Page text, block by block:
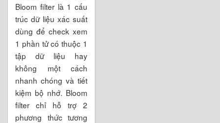
Bloom filter là 1 cấu
trúc dữ liệu xác suất
dùng để check xem
1 phần tử có thuộc 1
tập dữ liệu hay
không một cách
nhanh chóng và tiết
kiệm bộ nhớ. Bloom
filter chỉ hỗ trợ 2
phương thức tương